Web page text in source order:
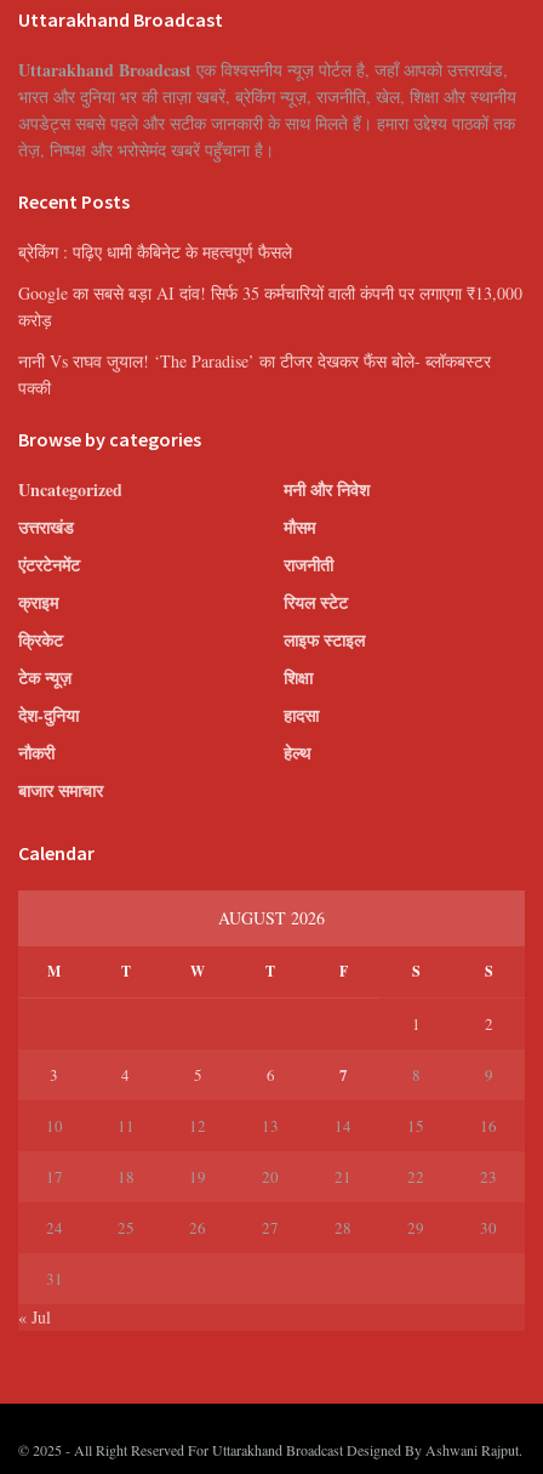
Uttarakhand Broadcast
Uttarakhand Broadcast एक विश्वसनीय न्यूज़ पोर्टल है, जहाँ आपको उत्तराखंड,
भारत और दुनिया भर की ताज़ा खबरें, ब्रेकिंग न्यूज़, राजनीति, खेल, शिक्षा और स्थानीय
अपडेट्स सबसे पहले और सटीक जानकारी के साथ मिलते हैं। हमारा उद्देश्य पाठकों तक
तेज़, निष्पक्ष और भरोसेमंद खबरें पहुँचाना है।
Recent Posts
ब्रेकिंग : पढ़िए धामी कैबिनेट के महत्वपूर्ण फैसले
Google का सबसे बड़ा AI दांव! सिर्फ 35 कर्मचारियों वाली कंपनी पर लगाएगा ₹13,000
करोड़
नानी Vs राघव जुयाल! ‘The Paradise’ का टीजर देखकर फैंस बोले- ब्लॉकबस्टर
पक्की
Browse by categories
Uncategorized
उत्तराखंड
एंटरटेनमेंट
क्राइम
क्रिकेट
टेक न्यूज़
देश-दुनिया
नौकरी
बाजार समाचार
मनी और निवेश
मौसम
राजनीती
रियल स्टेट
लाइफ स्टाइल
शिक्षा
हादसा
हेल्थ
Calendar
AUGUST 2026
M T W T F S S
1 2
3 4 5 6 7 8 9
10 11 12 13 14 15 16
17 18 19 20 21 22 23
24 25 26 27 28 29 30
31
« Jul
© 2025 - All Right Reserved For Uttarakhand Broadcast Designed By Ashwani Rajput.